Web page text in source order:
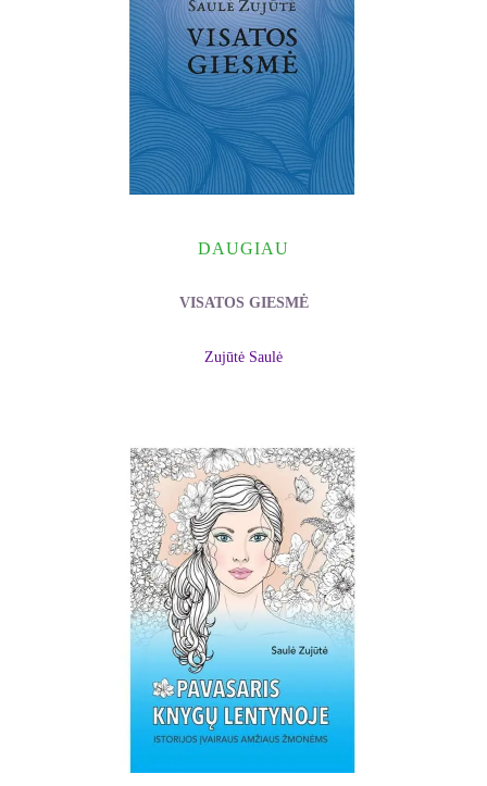
DAUGIAU
VISATOS GIESMĖ
Zujūtė Saulė